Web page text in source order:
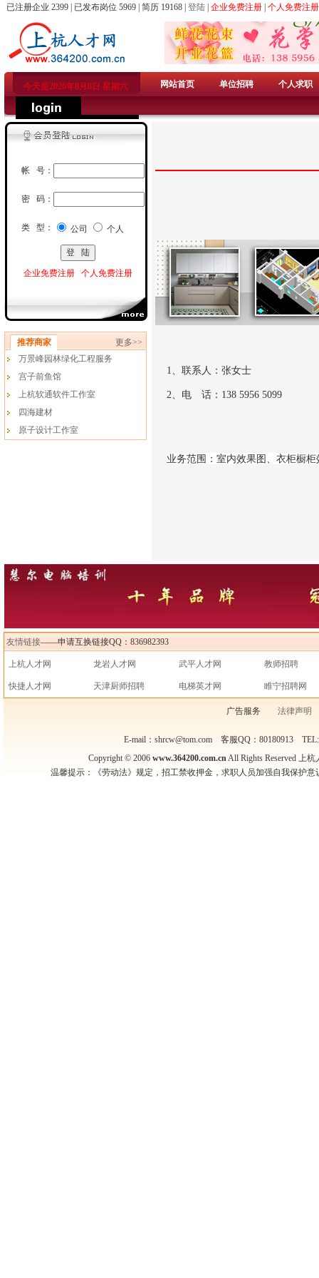
已注册企业 2399 | 已发布岗位 5969 | 简历 19168 | 登陆 企业免费注册 个人免费注册
今天是2026年8月8日 星期六 网站首页 单位招聘 个人求职
帐 号：
密 码：
类 型： 公司 个人
企业免费注册 个人免费注册
推荐商家
更多>>
万景峰园林绿化工程服务
宫子前鱼馆
上杭软通软件工作室
四海建材
原子设计工作室
1、联系人：张女士
2、电 话：138 5956 5099
业务范围：室内效果图、衣柜橱
友情链接——申请互换链接QQ：836982393
上杭人才网 龙岩人才网 武平人才网 教师招聘
快捷人才网 天津厨师招聘 电梯英才网 睢宁招聘网
广告服务 法律声明
E-mail：shrcw@tom.com 客服QQ：80180913
Copyright © 2006 www.364200.com.cnAll Rights Reserved
温馨提示：《劳动法》规定，招工禁收押金，求职人员加强自我保护